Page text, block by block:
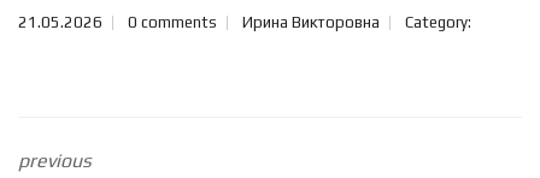
21.05.2026 0 comments Ирина Викторовна Category:
previous